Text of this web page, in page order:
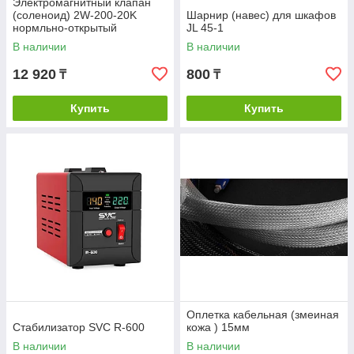
(соленоид) 2W-200-20K
нормльно-открытый
В наличии
12 920 ₸
Купить
Шарнир (навес) для шкафов
JL 45-1
В наличии
800 ₸
Купить
Стабилизатор SVC R-600
В наличии
Оплетка кабельная (змеиная
кожа ) 15мм
В наличии